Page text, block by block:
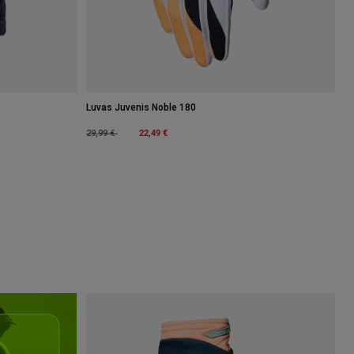
Luvas Juvenis Noble 180
Price reduced from
29,99 €to 22,49 €